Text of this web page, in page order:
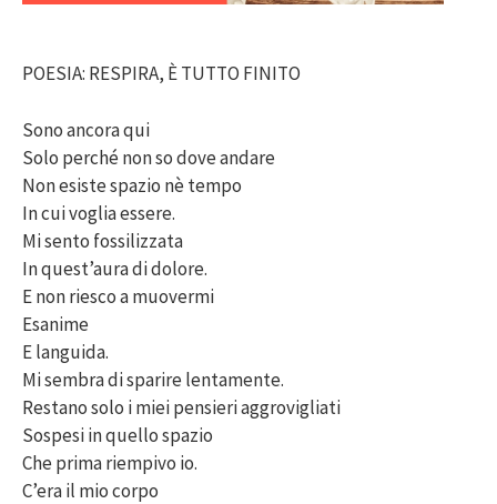
POESIA: RESPIRA, È TUTTO FINITO
Sono ancora qui
Solo perché non so dove andare
Non esiste spazio nè tempo
In cui voglia essere.
Mi sento fossilizzata
In quest’aura di dolore.
E non riesco a muovermi
Esanime
E languida.
Mi sembra di sparire lentamente.
Restano solo i miei pensieri aggrovigliati
Sospesi in quello spazio
Che prima riempivo io.
C’era il mio corpo